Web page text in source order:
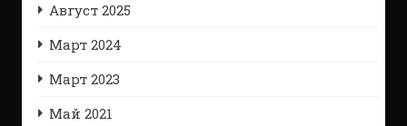
Август 2025
Март 2024
Март 2023
Май 2021